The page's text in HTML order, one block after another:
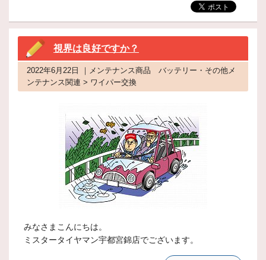
視界は良好ですか？
2022年6月22日 ｜メンテナンス商品 バッテリー・その他メ
ンテナンス関連 > ワイパー交換
みなさまこんにちは。
ミスタータイヤマン宇都宮錦店でございます。